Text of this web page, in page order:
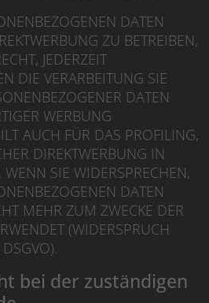
DATEN
ZU BETREIBEN,
JEDERZEIT
DIE VERARBEITUNG SIE
DATEN
WERBUNG
AUCH FÜR DAS PROFILING,
DIREKTWERBUNG IN
SIE WIDERSPRECHEN,
DATEN
MEHR ZUM ZWECKE DER
(WIDERSPRUCH
bei der zuständigen